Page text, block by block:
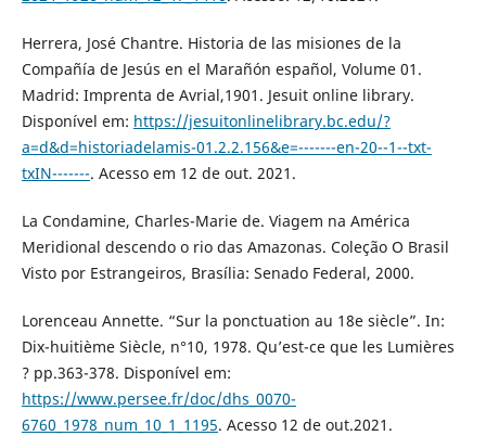
Herrera, José Chantre. Historia de las misiones de la
Compañía de Jesús en el Marañón español, Volume 01.
Madrid: Imprenta de Avrial,1901. Jesuit online library.
Disponível em: https://jesuitonlinelibrary.bc.edu/?
a=d&d=historiadelamis-01.2.2.156&e=-------en-20--1--txt-
txIN-------. Acesso em 12 de out. 2021.
La Condamine, Charles-Marie de. Viagem na América
Meridional descendo o rio das Amazonas. Coleção O Brasil
Visto por Estrangeiros, Brasília: Senado Federal, 2000.
Lorenceau Annette. “Sur la ponctuation au 18e siècle”. In:
Dix-huitième Siècle, n°10, 1978. Qu’est-ce que les Lumières
? pp.363-378. Disponível em:
https://www.persee.fr/doc/dhs_0070-
6760_1978_num_10_1_1195. Acesso 12 de out.2021.